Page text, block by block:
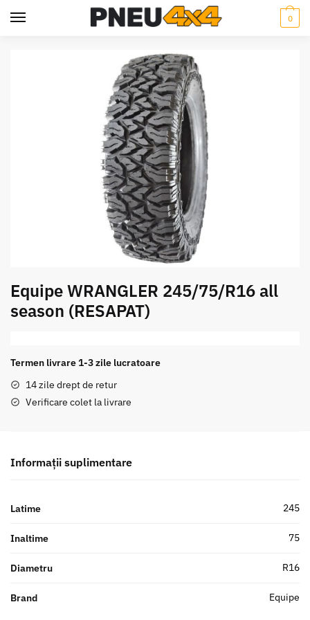
0
Equipe WRANGLER 245/75/R16 all
season (RESAPAT)
Termen livrare 1-3 zile lucratoare
14 zile drept de retur
Verificare colet la livrare
Informații suplimentare
Latime 245
Inaltime 75
Diametru R16
Brand Equipe